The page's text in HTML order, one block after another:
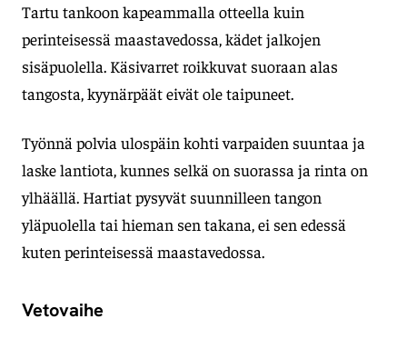
Tartu tankoon kapeammalla otteella kuin
perinteisessä maastavedossa, kädet jalkojen
sisäpuolella. Käsivarret roikkuvat suoraan alas
tangosta, kyynärpäät eivät ole taipuneet.
Työnnä polvia ulospäin kohti varpaiden suuntaa ja
laske lantiota, kunnes selkä on suorassa ja rinta on
ylhäällä. Hartiat pysyvät suunnilleen tangon
yläpuolella tai hieman sen takana, ei sen edessä
kuten perinteisessä maastavedossa.
Vetovaihe